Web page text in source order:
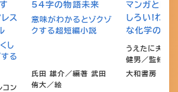
ス
し
る
コン
54字の物語未来
意味がわかるとゾクゾ
クする超短編小説
氏田 雄介／編著 武田
侑大／絵
マンガと図
しろい!わか
な化学の本
うえたに夫婦
健男／監修
大和書房